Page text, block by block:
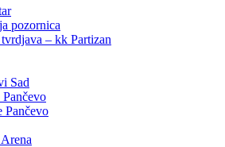
pozornica
– kk Partizan
Sad
Pančevo